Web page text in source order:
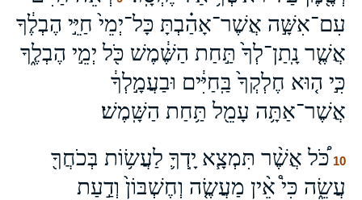
עִם־אִשָּׁ֣ה אֲשֶׁר־אָהַ֗בְתָּ כָּל־יְמֵי֙ חַיֵּ֣י הֶבְלֶ֔ךָ
אֲשֶׁ֤ר נָֽתַן־לְךָ֙ תַּ֣חַת הַשֶּׁ֔מֶשׁ כֹּ֖ל יְמֵ֣י הֶבְלֶ֑ךָ
כִּ֣י ה֤וּא חֶלְקְךָ֙ בַּֽחַיִּ֔ים וּבַעֲמָ֣לְךָ֔
אֲשֶׁר־אַתָּ֥ה עָמֵ֖ל תַּ֥חַת הַשָּֽׁמֶשׁ׃
10 כֹּ֠ל אֲשֶׁ֨ר תִּמְצָ֧א יָֽדְךָ֛ לַעֲשׂ֥וֹת בְּכֹחֲךָ֖
עֲשֵׂ֑ה כִּי֩ אֵ֨ין מַעֲשֶׂ֤ה וְחֶשְׁבּוֹן֙ וְדַ֣עַת